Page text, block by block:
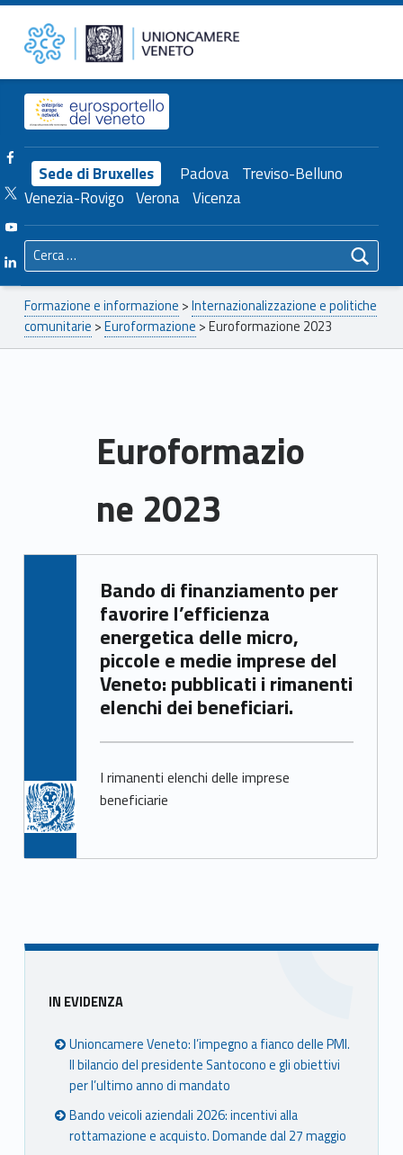
Euroformazione 2023 – Unioncamere del Veneto Unioncamere del Veneto
Header info sidebar
Sede di Bruxelles Padova Treviso-Belluno
Venezia-Rovigo Verona Vicenza
Facebook Unioncamere Veneto
Twitter Unioncamere Veneto
Youtube Unioncamere Veneto
Linkedin Unioncamere Veneto
Ricerca per:
Breadcrumbs navigation
Formazione e informazione >Internazionalizzazione e politiche
comunitarie >Euroformazione >Euroformazione 2023
Euroformazio
ne 2023
r
m
a
i
Bando di finanziamento per
favorire l’efficienza
energetica delle micro,
piccole e medie imprese del
Veneto: pubblicati i rimanenti
elenchi dei beneficiari.
I rimanenti elenchi delle imprese
beneficiarie
Sidebar
IN EVIDENZA
Unioncamere Veneto: l’impegno a fianco delle PMI.
Il bilancio del presidente Santocono e gli obiettivi
per l’ultimo anno di mandato
Bando veicoli aziendali 2026: incentivi alla
rottamazione e acquisto. Domande dal 27 maggio